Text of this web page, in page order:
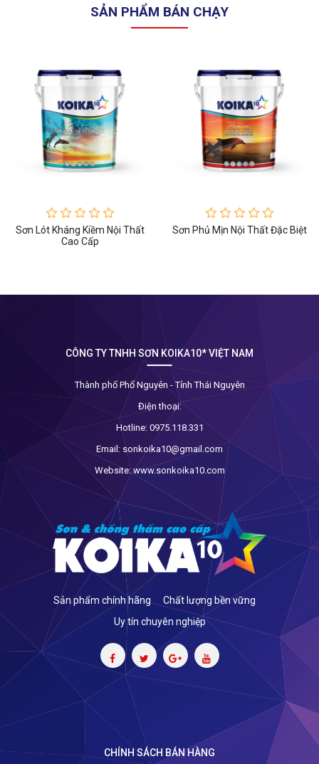
SẢN PHẨM BÁN CHẠY
Sơn Lót Kháng Kiềm Nội Thất
Cao Cấp
Sơn Phủ Mịn Nội Thất Đặc Biệt
CÔNG TY TNHH SƠN KOIKA10* VIỆT NAM
Thành phố Phổ Nguyên - Tỉnh Thái Nguyên
Điện thoại:
Hotline:0975.118.331
Email: sonkoika10@gmail.com
Website:www.sonkoika10.com
Sản phẩm chính hãng
Chất lượng bền vững
Uy tín chuyên nghiệp
CHÍNH SÁCH BÁN HÀNG